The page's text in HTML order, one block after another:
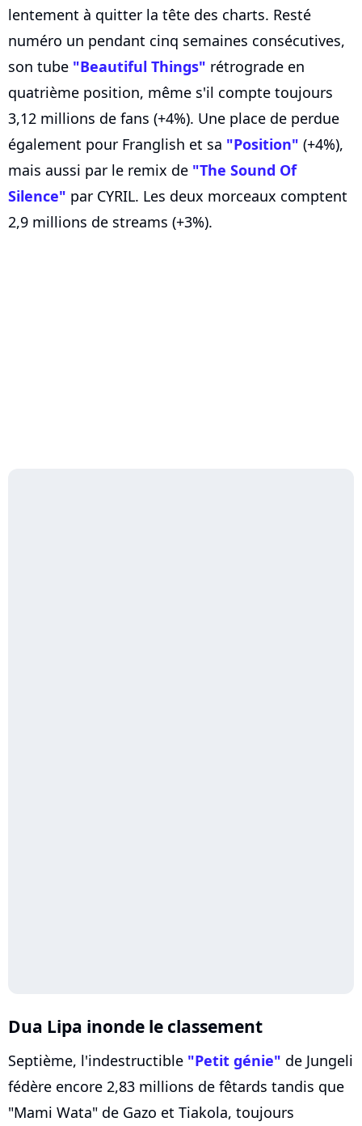
lentement à quitter la tête des charts. Resté
numéro un pendant cinq semaines consécutives,
son tube "Beautiful Things" rétrograde en
quatrième position, même s'il compte toujours
3,12 millions de fans (+4%). Une place de perdue
également pour Franglish et sa "Position" (+4%),
mais aussi par le remix de "The Sound Of
Silence" par CYRIL. Les deux morceaux comptent
2,9 millions de streams (+3%).
Dua Lipa inonde le classement
Septième, l'indestructible "Petit génie" de Jungeli
fédère encore 2,83 millions de fêtards tandis que
"Mami Wata" de Gazo et Tiakola, toujours